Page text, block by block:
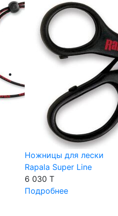
Ножницы для лески
Rapala Super Line
6 030 T
Подробнее